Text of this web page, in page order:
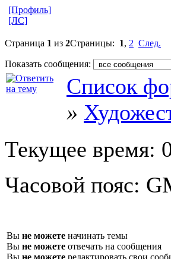
[Профиль]
[ЛС]
Страница 1 из 2Страницы: 1, 2 След.
Показать сообщения:
Список
»
Текущее время:
Часовой пояс:
Вы не можете начинать темы
Вы не можете отвечать на сообщения
Вы не можете редактировать свои